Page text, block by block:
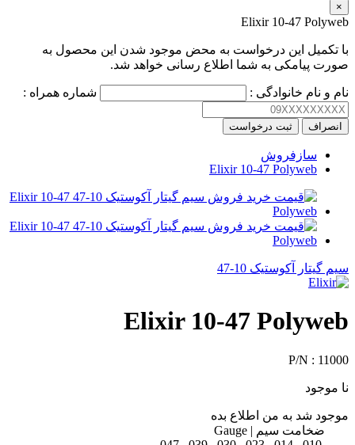
×
Elixir 10-47 Polyweb
با تکمیل این درخواست به محض موجود شدن این محصول به
صورت پیامکی به شما اطلاع رسانی خواهد شد.
نام و نام خانوادگی : شماره همراه :
انصراف ثبت درخواست
سازفروش
Elixir 10-47 Polyweb
سیم گیتار آکوستیک 10-47
Elixir 10-47 Polyweb
P/N : 11000
نا موجود
موجود شد به من اطلاع بده
ضخامت سیم | Gauge